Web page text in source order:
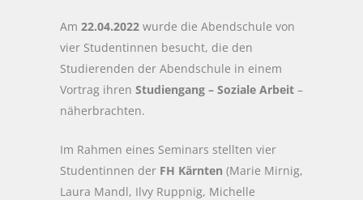
Am 22.04.2022 wurde die Abendschule von
vier Studentinnen besucht, die den
Studierenden der Abendschule in einem
Vortrag ihren Studiengang – Soziale Arbeit –
näherbrachten.
Im Rahmen eines Seminars stellten vier
Studentinnen der FH Kärnten (Marie Mirnig,
Laura Mandl, Ilvy Ruppnig, Michelle